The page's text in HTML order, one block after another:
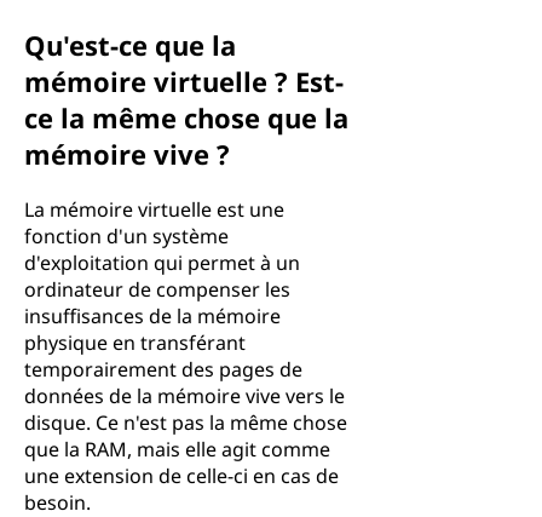
Qu'est-ce que la
mémoire virtuelle ? Est-
ce la même chose que la
mémoire vive ?
La mémoire virtuelle est une
fonction d'un système
d'exploitation qui permet à un
ordinateur de compenser les
insuffisances de la mémoire
physique en transférant
temporairement des pages de
données de la mémoire vive vers le
disque. Ce n'est pas la même chose
que la RAM, mais elle agit comme
une extension de celle-ci en cas de
besoin.